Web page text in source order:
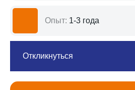
Опыт: 1-3 года
Откликнуться